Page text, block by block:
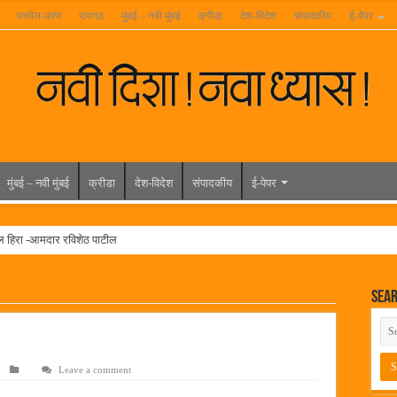
पनवेल-उरण रायगड मुंबई – नवी मुंबई क्रीडा देश-विदेश संपादकीय ई-पेपर
मुंबई – नवी मुंबई क्रीडा देश-विदेश संपादकीय ई-पेपर
-आमदार रविशेठ पाटील
मुख्य प्रशासकीय कार्यालयासह भव्य मूट कोर्टचे बुधवारी उद्घाटन
Leave a comment